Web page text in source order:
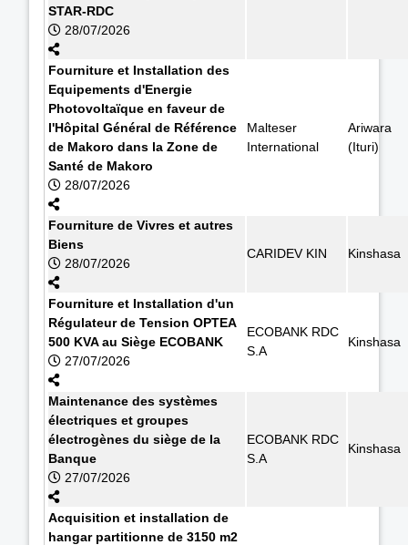
STAR-RDC
28/07/2026
Fourniture et Installation des
Equipements d'Energie
Photovoltaïque en faveur de
l'Hôpital Général de Référence
de Makoro dans la Zone de
Santé de Makoro
28/07/2026
Malteser
International
Ariwara
(Ituri)
Fourniture de Vivres et autres
Biens
28/07/2026
CARIDEV KIN Kinshasa
Fourniture et Installation d'un
Régulateur de Tension OPTEA
500 KVA au Siège ECOBANK
27/07/2026
ECOBANK RDC
S.A
Kinshasa
Maintenance des systèmes
électriques et groupes
électrogènes du siège de la
Banque
27/07/2026
ECOBANK RDC
S.A
Kinshasa
Acquisition et installation de
hangar partitionne de 3150 m2